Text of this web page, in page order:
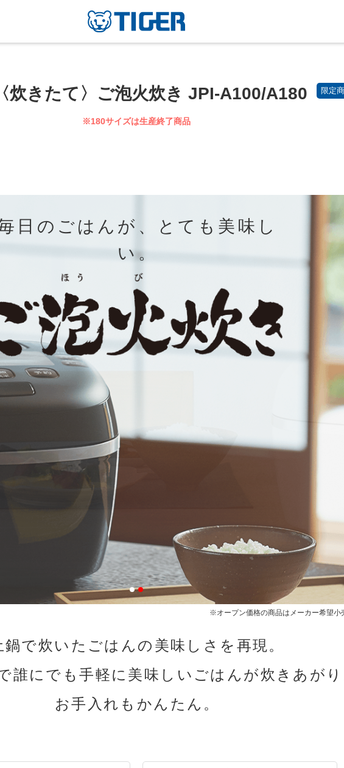
炊きたて〉ご泡火炊き JPI-A100/A180 限定
※180サイズは生産終了商品
日のごはんが、とても美味し
い。
※オープン価格の商品はメーカー希望小
鍋で炊いたごはんの美味しさを再現。
誰にでも手軽に 美味しいごはんが炊きあがり
お手入れもかんたん。